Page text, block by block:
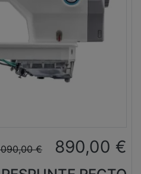
€ 890,00 €